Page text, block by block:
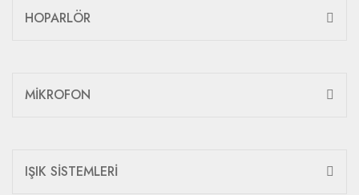
HOPARLÖR
MİKROFON
IŞIK SİSTEMLERİ